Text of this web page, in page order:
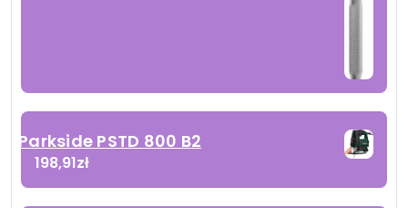
Parkside PSTD 800 B2
198,91zł